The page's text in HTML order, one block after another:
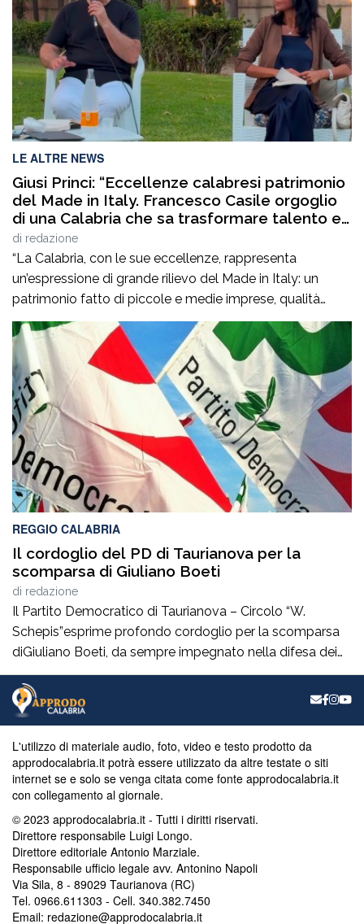
cittadine al fine di prevenire e reprimere la vendita
abusiva o irregolare su area […]
LE ALTRE NEWS
Giusi Princi: “Eccellenze calabresi patrimonio
del Made in Italy. Francesco Casile orgoglio
di una Calabria che sa trasformare talento e
competenze in valore”
di redazione
“La Calabria, con le sue eccellenze, rappresenta
un’espressione di grande rilievo del Made in Italy: un
patrimonio fatto di piccole e medie imprese, qualità
artigiane, saperi produttivi, creatività e competenze
capaci di tradurre l’identità dei territori in valore
riconosciuto in Italia e all’estero”. Lo afferma
l’europarlamentare Giusi Princi, intervenuta all’incontro di
presentazione del libro “Realtà […]
REGGIO CALABRIA
Il cordoglio del PD di Taurianova per la
scomparsa di Giuliano Boeti
di redazione
Il Partito Democratico di Taurianova – Circolo “W.
Schepis”esprime profondo cordoglio per la scomparsa
diGiuliano Boeti, da sempre impegnato nella difesa dei
valori democratici e antifascisti. Fondatore della sezione
ANPI di Taurianova e suo primo presidente,ha contribuito
con passione e coerenza alla vita civile e culturale della
memoria storica […]
L'utilizzo di materiale audio, foto, video e testo prodotto da
approdocalabria.it potrà essere utilizzato da altre testate o siti
internet se e solo se venga citata come fonte approdocalabria.it
con collegamento al giornale.
© 2023 approdocalabria.it - Tutti i diritti riservati.
Direttore responsabile Luigi Longo.
Direttore editoriale Antonio Marziale.
Responsabile ufficio legale avv. Antonino Napoli
Via Sila, 8 - 89029 Taurianova (RC)
Tel. 0966.611303 - Cell. 340.382.7450
Email: redazione@approdocalabria.it